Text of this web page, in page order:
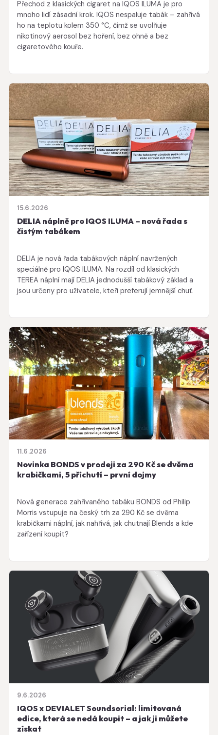
Přechod z klasických cigaret na IQOS ILUMA je pro
mnoho lidí zásadní krok. IQOS nespaluje tabák – zahřívá
ho na teplotu kolem 350 °C, čímž se uvolňuje
nikotinový aerosol bez hoření, bez ohně a bez
cigaretového kouře.
15.6.2026
DELIA náplně pro IQOS ILUMA – nová řada s
čistým tabákem
DELIA je nová řada tabákových náplní navržených
speciálně pro IQOS ILUMA. Na rozdíl od klasických
TEREA náplní mají DELIA jednodušší tabákový základ a
jsou určeny pro uživatele, kteří preferují jemnější chuť.
11.6.2026
Novinka BONDS v prodeji za 290 Kč se dvěma
krabičkami, 5 příchutí – první dojmy
Nová generace zahřívaného tabáku BONDS od Philip
Morris vstupuje na český trh za 290 Kč se dvěma
krabičkami náplní, jak nahřívá, jak chutnají Blends a kde
zařízení koupit?
9.6.2026
IQOS x DEVIALET Soundsorial: limitovaná
edice, která se nedá koupit – a jak ji můžete
získat